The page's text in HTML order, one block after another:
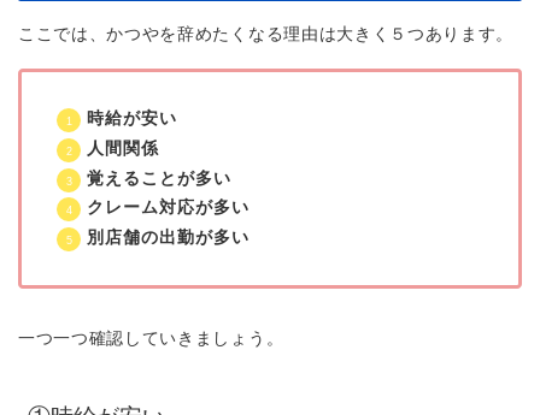
ここでは、かつやを辞めたくなる理由は大きく５つあります。
時給が安い
人間関係
覚えることが多い
クレーム対応が多い
別店舗の出勤が多い
一つ一つ確認していきましょう。